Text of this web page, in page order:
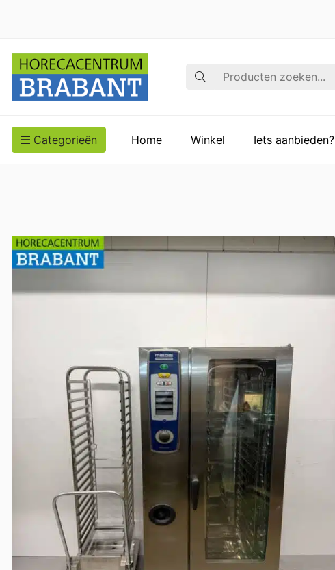
Zoek op
Categorieën Home Winkel Iets aanbieden?